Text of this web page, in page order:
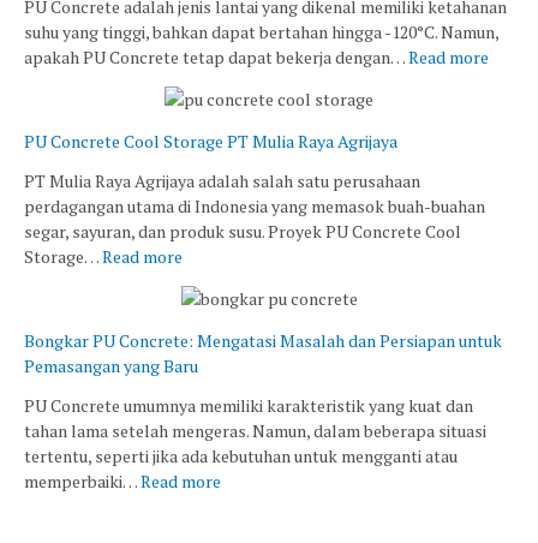
PU Concrete adalah jenis lantai yang dikenal memiliki ketahanan
suhu yang tinggi, bahkan dapat bertahan hingga -120°C. Namun,
apakah PU Concrete tetap dapat bekerja dengan…Read more
PU Concrete Cool Storage PT Mulia Raya Agrijaya
PT Mulia Raya Agrijaya adalah salah satu perusahaan
perdagangan utama di Indonesia yang memasok buah-buahan
segar, sayuran, dan produk susu. Proyek PU Concrete Cool
Storage…Read more
Bongkar PU Concrete: Mengatasi Masalah dan Persiapan untuk
Pemasangan yang Baru
PU Concrete umumnya memiliki karakteristik yang kuat dan
tahan lama setelah mengeras. Namun, dalam beberapa situasi
tertentu, seperti jika ada kebutuhan untuk mengganti atau
memperbaiki…Read more